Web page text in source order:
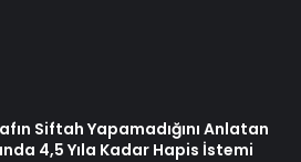
Siftah Yapamadığını Anlatan
4,5 Yıla Kadar Hapis İstemi